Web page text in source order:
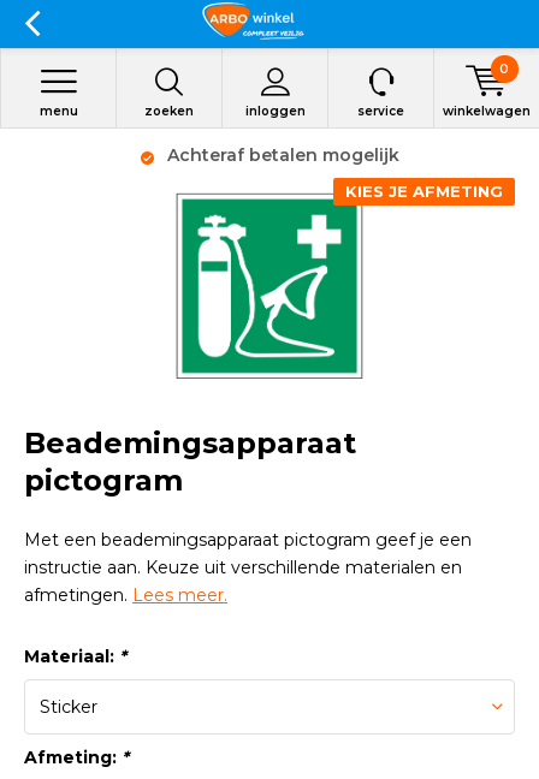
zoeken inloggen
menu service winkelwagen
0
Achteraf betalen mogelijk
KIES JE AFMETING
Beademingsapparaat
pictogram
Met een beademingsapparaat pictogram geef je een
instructie aan. Keuze uit verschillende materialen en
afmetingen. Lees meer.
Materiaal: *
Afmeting: *